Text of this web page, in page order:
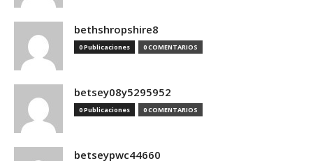
bethshropshire8
0 Publicaciones 0 COMENTARIOS
betsey08y5295952
0 Publicaciones 0 COMENTARIOS
betseypwc44660